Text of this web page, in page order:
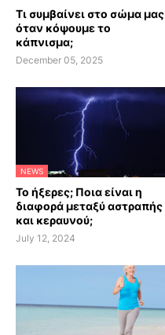
Τι συμβαίνει στο σώμα μας
όταν κόψουμε το
κάπνισμα;
December 05, 2025
NEWS
Το ήξερες; Ποια είναι η
διαφορά μεταξύ αστραπής
και κεραυνού;
July 12, 2024